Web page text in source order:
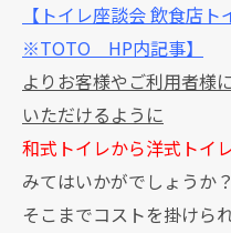
【トイレ座談会 飲食店
※TOTO HP内記事】
よりお客様やご利用者様
いただけるように
和式トイレから洋式トイ
みてはいかがでしょうか？
そこまでコストを掛けら